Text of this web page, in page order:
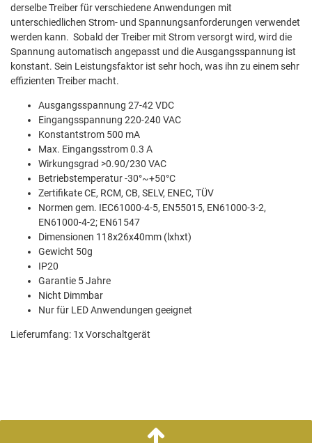
derselbe Treiber für verschiedene Anwendungen mit
unterschiedlichen Strom- und Spannungsanforderungen verwendet
werden kann. Sobald der Treiber mit Strom versorgt wird, wird die
Spannung automatisch angepasst und die Ausgangsspannung ist
konstant. Sein Leistungsfaktor ist sehr hoch, was ihn zu einem sehr
effizienten Treiber macht.
Ausgangsspannung 27-42 VDC
Eingangsspannung 220-240 VAC
Konstantstrom 500 mA
Max. Eingangsstrom 0.3 A
Wirkungsgrad >0.90/230 VAC
Betriebstemperatur -30°~+50°C
Zertifikate CE, RCM, CB, SELV, ENEC, TÜV
Normen gem. IEC61000-4-5, EN55015, EN61000-3-2,
EN61000-4-2; EN61547
Dimensionen 118x26x40mm (lxhxt)
Gewicht 50g
IP20
Garantie 5 Jahre
Nicht Dimmbar
Nur für LED Anwendungen geeignet
Lieferumfang: 1x Vorschaltgerät